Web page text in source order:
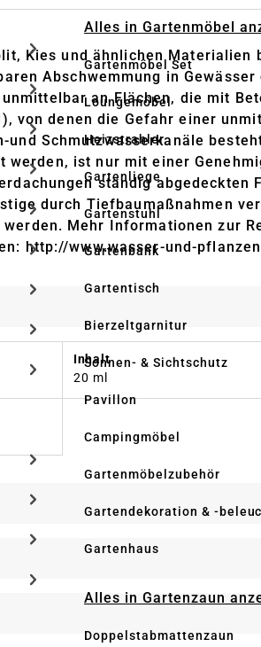
Alles in Gartenmöbel
Gartenmöbel Set
Loungemöbel
Heizstrahler
Gartenliege
Gartenstuhl
Gartenbank
Gartentisch
Bierzeltgarnitur
Sonnen- & Sichtschutz
Pavillon
Campingmöbel
Gartenmöbelzubehör
Gartendekoration & -
Gartenhaus
Alles in Gartenzaun
Doppelstabmattenzaun
Kies und ähnlichen
Abschwemmung in
an Flächen, die mit
denen die Gefahr einer
Schmutzwasserkanäle
ist nur mit einer
ständig
durch Tiefbaumaßnahmen
Mehr Informationen zur
http://www.wasser-und-
Inhalt
20 ml